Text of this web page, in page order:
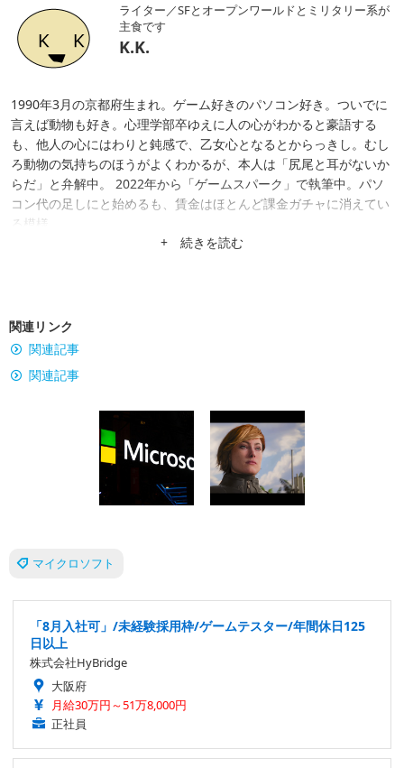
ライター／SFとオープンワールドとミリタリー系が
主食です
K.K.
1990年3月の京都府生まれ。ゲーム好きのパソコン好き。ついでに
言えば動物も好き。心理学部卒ゆえに人の心がわかると豪語する
も、他人の心にはわりと鈍感で、乙女心となるとからっきし。むし
ろ動物の気持ちのほうがよくわかるが、本人は「尻尾と耳がないか
らだ」と弁解中。 2022年から「ゲームスパーク」で執筆中。パソ
コン代の足しにと始めるも、賃金はほとんど課金ガチャに消えてい
る模様。
+ 続きを読む
関連リンク
関連記事
関連記事
マイクロソフト
「8月入社可」/未経験採用枠/ゲームテスター/年間休日125
日以上
株式会社HyBridge
大阪府
月給30万円～51万8,000円
正社員